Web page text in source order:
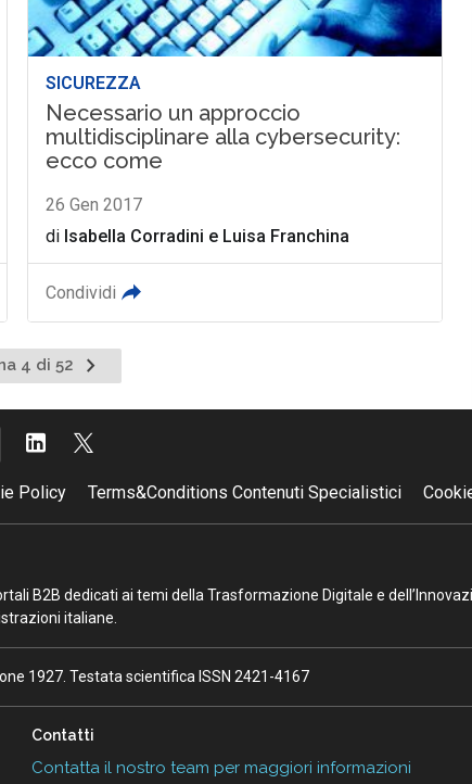
SICUREZZA
Necessario un approccio
multidisciplinare alla cybersecurity:
ecco come
26 Gen 2017
di Isabella Corradini e Luisa Franchina
Condividi
4 di 52
Pagina
successiva
Policy Terms&Conditions Contenuti Specialistici
B2B dedicati ai temi della Trasformazione Digitale e
italiane.
1927. Testata scientifica ISSN 2421-4167
Contatti
Contatta il nostro team per maggiori informazioni